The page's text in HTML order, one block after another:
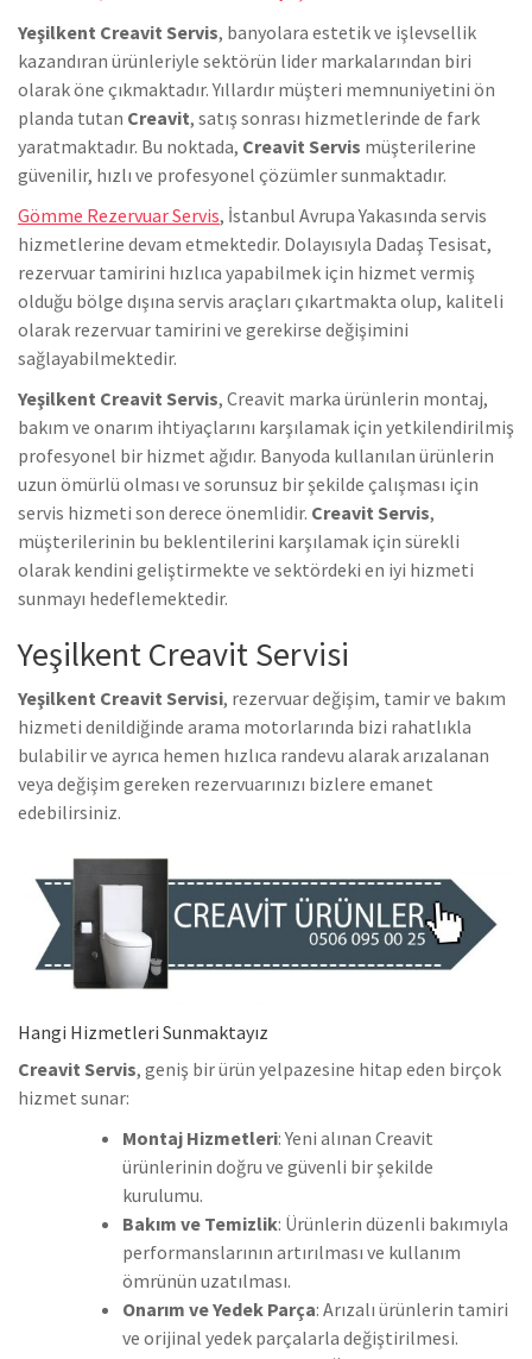
Yeşilkent Creavit Servis, banyolara estetik ve işlevsellik
kazandıran ürünleriyle sektörün lider markalarından biri
olarak öne çıkmaktadır. Yıllardır müşteri memnuniyetini ön
planda tutan Creavit, satış sonrası hizmetlerinde de fark
yaratmaktadır. Bu noktada, Creavit Servis müşterilerine
güvenilir, hızlı ve profesyonel çözümler sunmaktadır.
Gömme Rezervuar Servis, İstanbul Avrupa Yakasında servis
hizmetlerine devam etmektedir. Dolayısıyla Dadaş Tesisat,
rezervuar tamirini hızlıca yapabilmek için hizmet vermiş
olduğu bölge dışına servis araçları çıkartmakta olup, kaliteli
olarak rezervuar tamirini ve gerekirse değişimini
sağlayabilmektedir.
Yeşilkent Creavit Servis, Creavit marka ürünlerin montaj,
bakım ve onarım ihtiyaçlarını karşılamak için yetkilendirilmiş
profesyonel bir hizmet ağıdır. Banyoda kullanılan ürünlerin
uzun ömürlü olması ve sorunsuz bir şekilde çalışması için
servis hizmeti son derece önemlidir. Creavit Servis,
müşterilerinin bu beklentilerini karşılamak için sürekli
olarak kendini geliştirmekte ve sektördeki en iyi hizmeti
sunmayı hedeflemektedir.
Yeşilkent Creavit Servisi
Yeşilkent Creavit Servisi, rezervuar değişim, tamir ve bakım
hizmeti denildiğinde arama motorlarında bizi rahatlıkla
bulabilir ve ayrıca hemen hızlıca randevu alarak arızalanan
veya değişim gereken rezervuarınızı bizlere emanet
edebilirsiniz.
Hangi Hizmetleri Sunmaktayız
Creavit Servis, geniş bir ürün yelpazesine hitap eden birçok
hizmet sunar:
Montaj Hizmetleri: Yeni alınan Creavit
ürünlerinin doğru ve güvenli bir şekilde
kurulumu.
Bakım ve Temizlik: Ürünlerin düzenli bakımıyla
performanslarının artırılması ve kullanım
ömrünün uzatılması.
Onarım ve Yedek Parça: Arızalı ürünlerin tamiri
ve orijinal yedek parçalarla değiştirilmesi.